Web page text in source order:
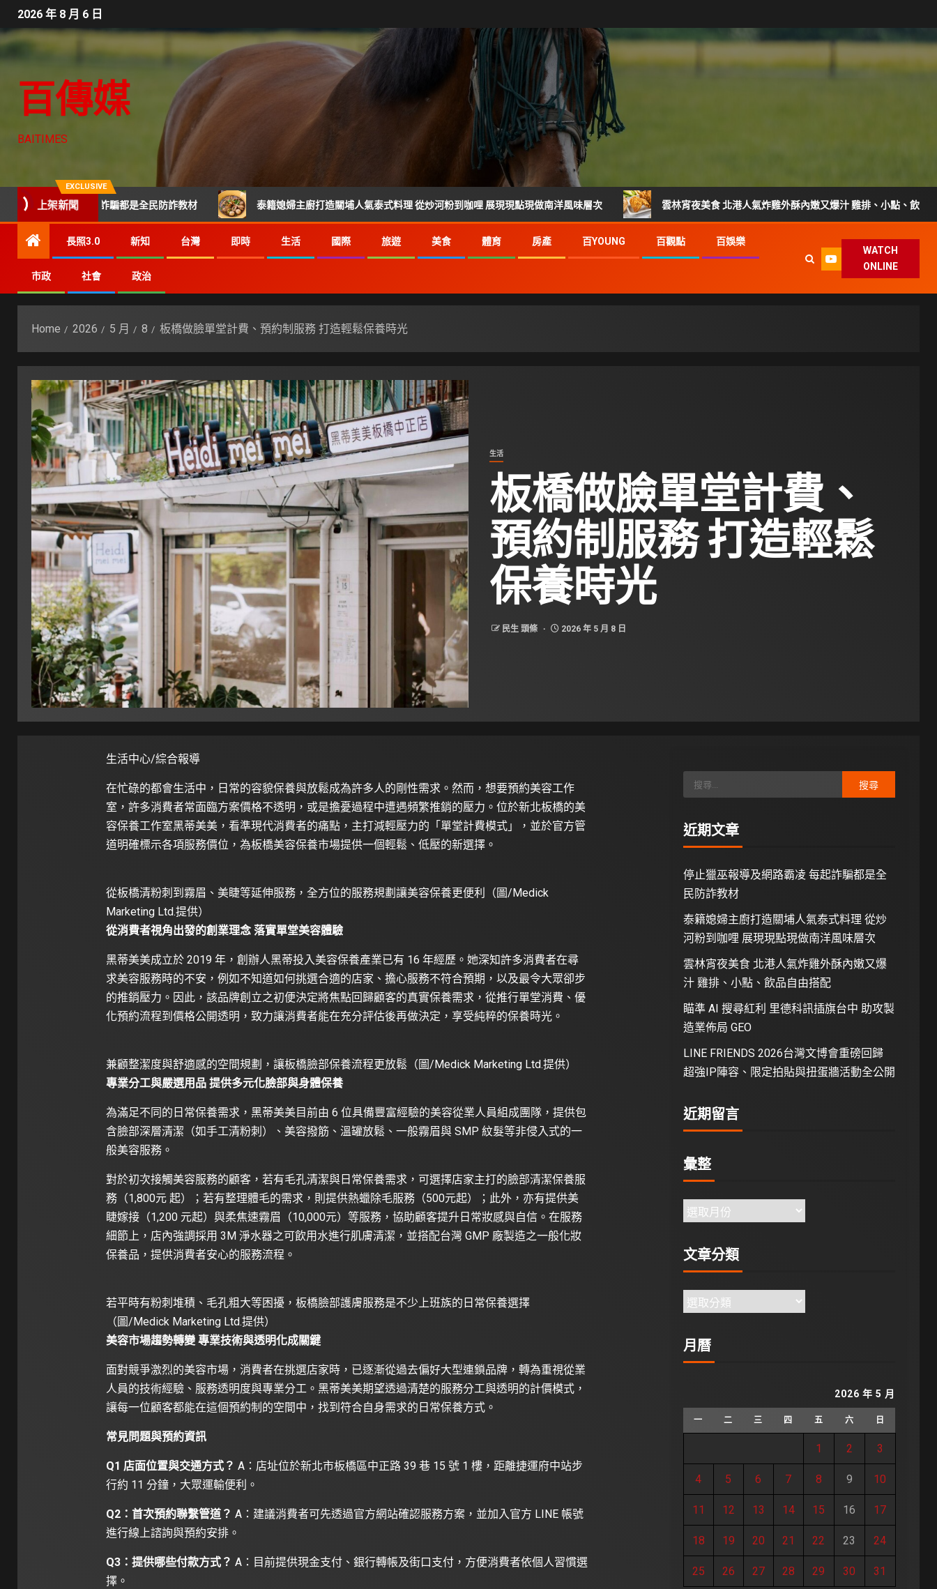
2026 年 8 月 6 日
百傳媒
BAITIMES
EXCLUSIVE
上架新聞
凌 每起詐騙都是全民防詐教材 泰籍媳婦主廚打造關埔人氣泰式料理 從炒河粉到咖哩 展現現點現做南洋風味層次 雲林宵夜美食 北港人氣炸雞外酥內嫩又爆汁 雞排、小點、飲品自由搭配
長照3.0 新知 台灣 即時 生活 國際 旅遊 美食 體育 房產 百YOUNG 百觀點 百娛樂
市政 社會 政治
WATCH
ONLINE
Home 2026 5 月 8 板橋做臉單堂計費、預約制服務 打造輕鬆保養時光
生活
板橋做臉單堂計費、
預約制服務 打造輕鬆
保養時光
民生 頭條 2026 年 5 月 8 日
生活中心/綜合報導
在忙碌的都會生活中，日常的容貌保養與放鬆成為許多人的剛性需求。然而，想要預約美容工作
室，許多消費者常面臨方案價格不透明，或是擔憂過程中遭遇頻繁推銷的壓力。位於新北板橋的美
容保養工作室黑蒂美美，看準現代消費者的痛點，主打減輕壓力的「單堂計費模式」，並於官方管
道明確標示各項服務價位，為板橋美容保養市場提供一個輕鬆、低壓的新選擇。
從板橋清粉刺到霧眉、美睫等延伸服務，全方位的服務規劃讓美容保養更便利（圖/Medick
Marketing Ltd.提供）
從消費者視角出發的創業理念 落實單堂美容體驗
黑蒂美美成立於 2019 年，創辦人黑蒂投入美容保養產業已有 16 年經歷。她深知許多消費者在尋
求美容服務時的不安，例如不知道如何挑選合適的店家、擔心服務不符合預期，以及最令大眾卻步
的推銷壓力。因此，該品牌創立之初便決定將焦點回歸顧客的真實保養需求，從推行單堂消費、優
化預約流程到價格公開透明，致力讓消費者能在充分評估後再做決定，享受純粹的保養時光。
兼顧整潔度與舒適感的空間規劃，讓板橋臉部保養流程更放鬆（圖/Medick Marketing Ltd.提供）
專業分工與嚴選用品 提供多元化臉部與身體保養
為滿足不同的日常保養需求，黑蒂美美目前由 6 位具備豐富經驗的美容從業人員組成團隊，提供包
含臉部深層清潔（如手工清粉刺）、美容撥筋、溫罐放鬆、一般霧眉與 SMP 紋髮等非侵入式的一
般美容服務。
對於初次接觸美容服務的顧客，若有毛孔清潔與日常保養需求，可選擇店家主打的臉部清潔保養服
務（1,800元 起）；若有整理體毛的需求，則提供熱蠟除毛服務（500元起）；此外，亦有提供美
睫嫁接（1,200 元起）與柔焦速霧眉（10,000元）等服務，協助顧客提升日常妝感與自信。在服務
細節上，店內強調採用 3M 淨水器之可飲用水進行肌膚清潔，並搭配台灣 GMP 廠製造之一般化妝
保養品，提供消費者安心的服務流程。
若平時有粉刺堆積、毛孔粗大等困擾，板橋臉部護膚服務是不少上班族的日常保養選擇
（圖/Medick Marketing Ltd.提供）
美容市場趨勢轉變 專業技術與透明化成關鍵
面對競爭激烈的美容市場，消費者在挑選店家時，已逐漸從過去偏好大型連鎖品牌，轉為重視從業
人員的技術經驗、服務透明度與專業分工。黑蒂美美期望透過清楚的服務分工與透明的計價模式，
讓每一位顧客都能在這個預約制的空間中，找到符合自身需求的日常保養方式。
常見問題與預約資訊
Q1 店面位置與交通方式？ A：店址位於新北市板橋區中正路 39 巷 15 號 1 樓，距離捷運府中站步
行約 11 分鐘，大眾運輸便利。
Q2：首次預約聯繫管道？ A：建議消費者可先透過官方網站確認服務方案，並加入官方 LINE 帳號
進行線上諮詢與預約安排。
Q3：提供哪些付款方式？ A：目前提供現金支付、銀行轉帳及街口支付，方便消費者依個人習慣選
擇。
近期文章
停止獵巫報導及網路霸凌 每起詐騙都是全
民防詐教材
泰籍媳婦主廚打造關埔人氣泰式料理 從炒
河粉到咖哩 展現現點現做南洋風味層次
雲林宵夜美食 北港人氣炸雞外酥內嫩又爆
汁 雞排、小點、飲品自由搭配
瞄準 AI 搜尋紅利 里德科訊插旗台中 助攻製
造業佈局 GEO
LINE FRIENDS 2026台灣文博會重磅回歸
超強IP陣容、限定拍貼與扭蛋牆活動全公開
近期留言
彙整
文章分類
月曆
2026 年 5 月
一 二 三 四 五 六 日
1 2 3
4 5 6 7 8 9 10
11 12 13 14 15 16 17
18 19 20 21 22 23 24
25 26 27 28 29 30 31